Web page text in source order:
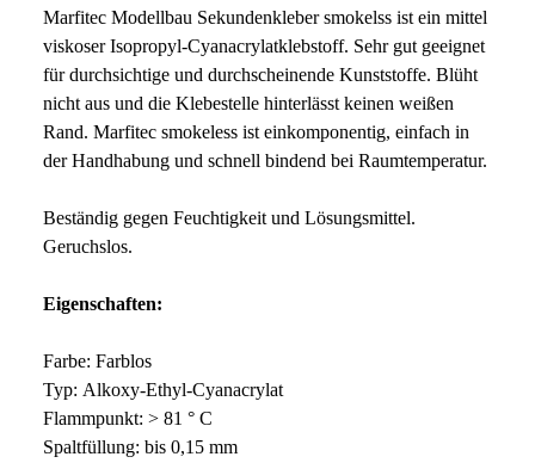
Marfitec Modellbau Sekundenkleber smokelss ist ein mittel
viskoser Isopropyl-Cyanacrylatklebstoff. Sehr gut geeignet
für durchsichtige und durchscheinende Kunststoffe. Blüht
nicht aus und die Klebestelle hinterlässt keinen weißen
Rand. Marfitec smokeless ist einkomponentig, einfach in
der Handhabung und schnell bindend bei Raumtemperatur.
Beständig gegen Feuchtigkeit und Lösungsmittel.
Geruchslos.
Eigenschaften:
Farbe: Farblos
Typ: Alkoxy-Ethyl-Cyanacrylat
Flammpunkt: > 81 ° C
Spaltfüllung: bis 0,15 mm